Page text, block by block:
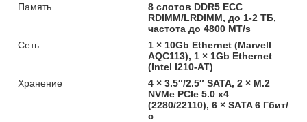
Память
8 слотов DDR5 ECC
RDIMM/LRDIMM, до 1-2 ТБ,
частота до 4800 MT/s
Сеть
1 × 10Gb Ethernet (Marvell
AQC113), 1 × 1Gb Ethernet
(Intel I210-AT)
Хранение
4 × 3.5″/2.5″ SATA, 2 × M.2
NVMe PCIe 5.0 x4
(2280/22110), 6 × SATA 6 Гбит/
с